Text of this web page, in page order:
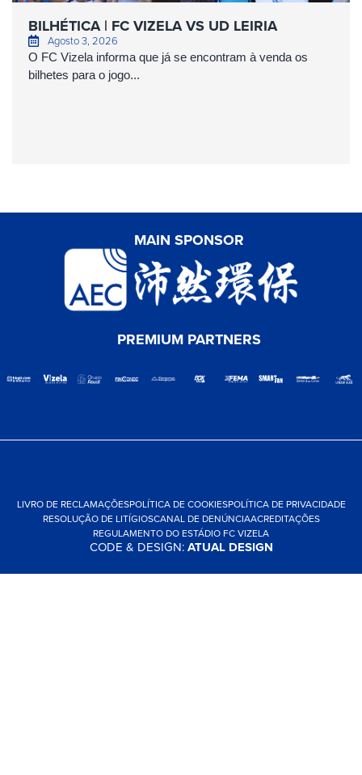
BILHÉTICA | FC VIZELA VS UD LEIRIA
Agosto 3, 2026
O FC Vizela informa que já se encontram à venda os
bilhetes para o jogo...
MAIN SPONSOR
PREMIUM PARTNERS
LIVRO DE RECLAMAÇÕESPOLÍTICA DE COOKIESPOLÍTICA DE PRIVACIDADE
RESOLUÇÃO DE LITÍGIOSCANAL DE DENÚNCIAACREDITAÇÕES
REGULAMENTO DO ESTÁDIO FC VIZELA
CODE & DESIGN:ATUAL DESIGN